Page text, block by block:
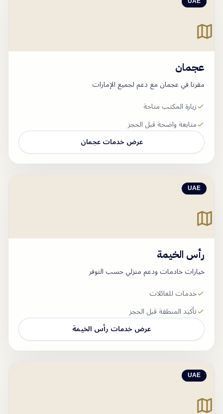
عجمان
مقرنا في عجمان مع دعم لجميع الإمارات
زيارة المكتب متاحة
متابعة واضحة قبل الحجز
عرض خدماتعجمان
UAE
رأس الخيمة
خيارات خادمات ودعم منزلي حسب التوفر
خدمات للعائلات
تأكيد المنطقة قبل الحجز
عرض خدمات رأس الخيمة
UAE